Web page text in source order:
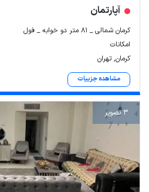
آپارتمان
کرمان شمالی _ ۸۱ متر دو خوابه _ فول
امکانات
کرمان, تهران
مشاهده جزییات
3 تصویر